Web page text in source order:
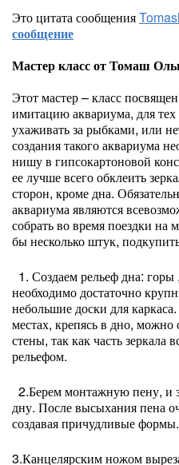
Это цитата сообщения
сообщение
Мастер класс от Томаш
Этот мастер – класс
имитацию аквариума, для
ухаживать за рыбками, или
создания такого аквариума
нишу в гипсокартоновой
ее лучше всего обклеить
сторон, кроме дна.
аквариума являются
собрать во время поездки на
бы несколько штук,
1. Создаем рельеф дна:
необходимо достаточно
небольшие доски для
местах, крепясь в дно, можно
стены, так как часть зеркала
рельефом.
2.Берем монтажную пену, и
дну. После высыхания пена
создавая причудливые формы.
3.Канцелярским ножом